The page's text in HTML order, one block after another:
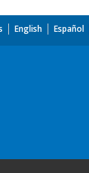
English Español